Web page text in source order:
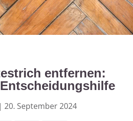
entfernen:
| 20. September 2024